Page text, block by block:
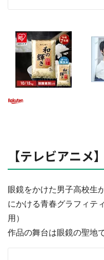
【テレビアニメ
眼鏡をかけた男子高校生
にかける青春グラフィテ
用）
作品の舞台は眼鏡の聖地